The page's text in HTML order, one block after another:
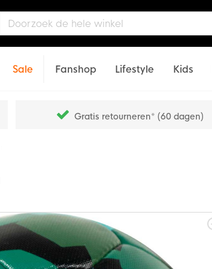
Sale Fanshop Lifestyle Kids
Gratis retourneren* (60 dagen)